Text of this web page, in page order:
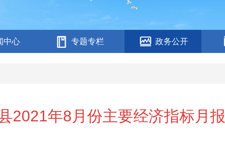
中心 专题专栏 政务公开
2021年8月份主要经济指标月报